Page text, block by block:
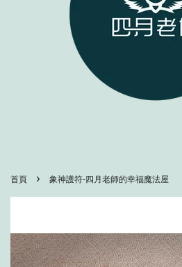
首頁 › 象神護符-四月老師的幸福魔法屋